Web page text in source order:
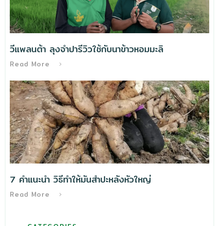
วีแพลนต้า ลุงจำปารีวิวใช้กับนาข้าวหอมมะลิ
Read More
7 คำแนะนำ วิธีทําให้มันสำปะหลังหัวใหญ่
Read More